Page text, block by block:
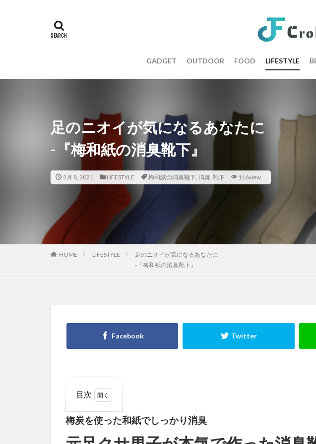
GADGET OUTDOOR FOOD LIFESTYLE
足のニオイが気になるあなたに
-『梅和紙の消臭靴下』
2月 8, 2021 LIFESTYLE 梅和紙の消臭靴下, 消臭, 靴下 116view
HOME LIFESTYLE
足のニオイが気になるあなたに
-『梅和紙の消臭靴下』
目次
梅炭
った
梅炭を使った和紙でしっかり消臭